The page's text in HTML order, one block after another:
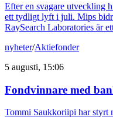
Efter en svagare utveckling
ett tydligt lyft i juli. Mips
RaySearch Laboratories är
nyheter/Aktiefonder
5 augusti, 15:06
Fondvinnare med
Tommi Saukkoriipi har styrt